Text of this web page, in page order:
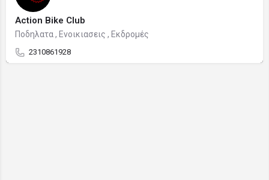
Action Bike Club
Ποδηλατα , Ενοικιασεις , Εκδρομές
2310861928